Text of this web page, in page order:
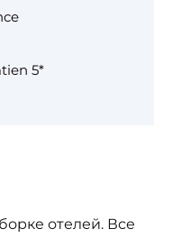
5*
отелей. Все